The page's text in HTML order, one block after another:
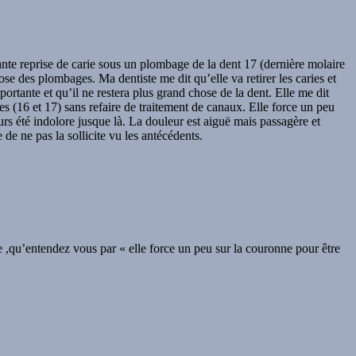
reprise de carie sous un plombage de la dent 17 (dernière molaire
des plombages. Ma dentiste me dit qu’elle va retirer les caries et
et qu’il ne restera plus grand chose de la dent. Elle me dit
(16 et 17) sans refaire de traitement de canaux. Elle force un peu
été indolore jusque là. La douleur est aiguë mais passagère et
de ne pas la sollicite vu les antécédents.
vous par « elle force un peu sur la couronne pour être